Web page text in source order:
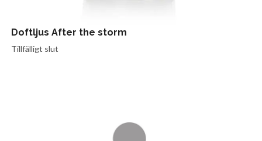
Doftljus After the storm
Tillfälligt slut